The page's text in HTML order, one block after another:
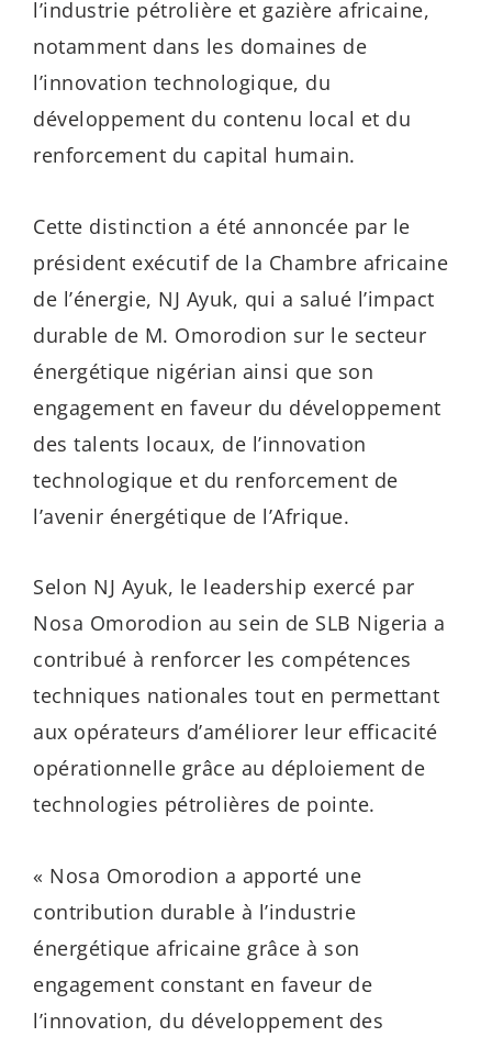
l’industrie pétrolière et gazière africaine,
notamment dans les domaines de
l’innovation technologique, du
développement du contenu local et du
renforcement du capital humain.
Cette distinction a été annoncée par le
président exécutif de la Chambre africaine
de l’énergie, NJ Ayuk, qui a salué l’impact
durable de M. Omorodion sur le secteur
énergétique nigérian ainsi que son
engagement en faveur du développement
des talents locaux, de l’innovation
technologique et du renforcement de
l’avenir énergétique de l’Afrique.
Selon NJ Ayuk, le leadership exercé par
Nosa Omorodion au sein de SLB Nigeria a
contribué à renforcer les compétences
techniques nationales tout en permettant
aux opérateurs d’améliorer leur efficacité
opérationnelle grâce au déploiement de
technologies pétrolières de pointe.
« Nosa Omorodion a apporté une
contribution durable à l’industrie
énergétique africaine grâce à son
engagement constant en faveur de
l’innovation, du développement des